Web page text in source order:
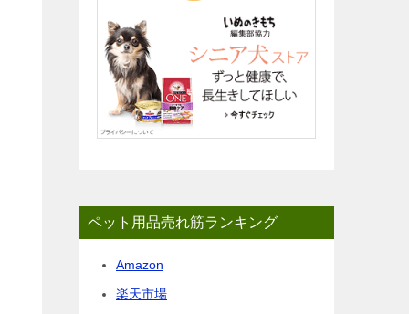
ペット用品売れ筋ランキング
Amazon
楽天市場